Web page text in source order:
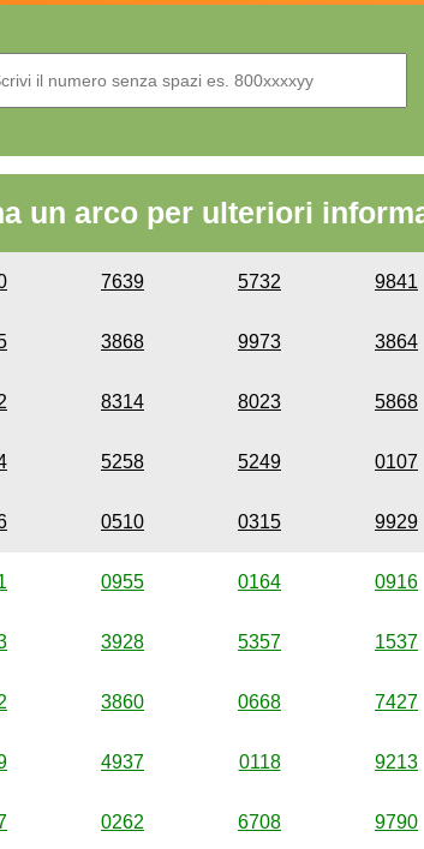
un arco per ulteriori
7639 5732 9841
3868 9973 3864
8314 8023 5868
5258 5249 0107
0510 0315 9929
0955 0164 0916
3928 5357 1537
3860 0668 7427
4937 0118 9213
0262 6708 9790